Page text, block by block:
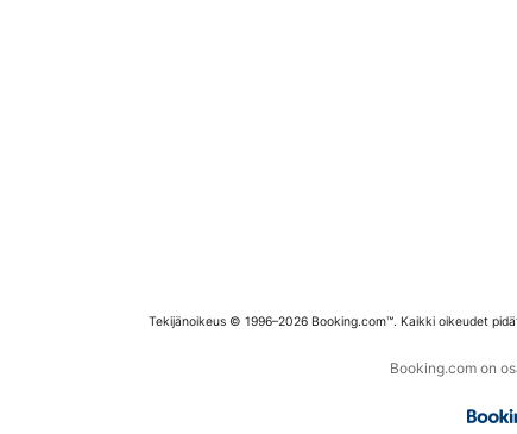
Tekijänoikeus © 1996–2026 Booking.com™. Kaikki oikeudet
Booking.com on